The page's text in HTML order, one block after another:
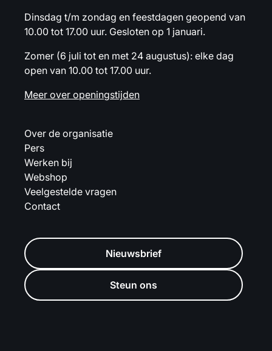
Dinsdag t/m zondag en feestdagen geopend van
10.00 tot 17.00 uur. Gesloten op 1 januari.
Zomer (6 juli tot en met 24 augustus): elke dag
open van 10.00 tot 17.00 uur.
Meer over openingstijden
Over de organisatie
Pers
Werken bij
Webshop
Veelgestelde vragen
Contact
Nieuwsbrief
Steun ons